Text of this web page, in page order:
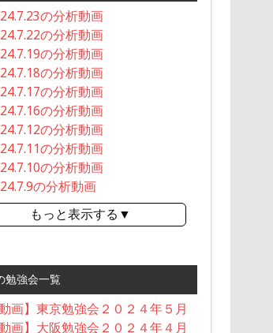
の分析動画
の分析動画
の分析動画
の分析動画
の分析動画
の分析動画
の分析動画
の分析動画
の分析動画
の分析動画
もっと表示する▼
勉強会一覧
動画】東京勉強会２０２４年５月
動画】大阪勉強会２０２４年４月